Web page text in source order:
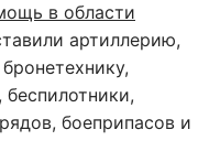
в области
артиллерию,
боеприпасов и